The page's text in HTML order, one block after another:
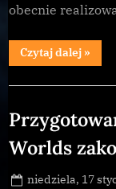
obecnie
Czytaj dalej“Type-
11
»
Worlds
Posted
niedziela, 17